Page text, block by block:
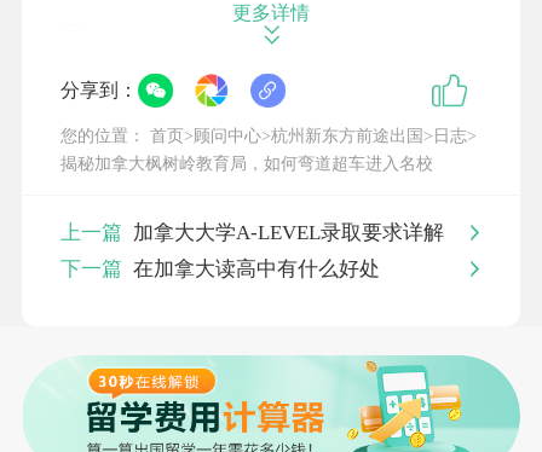
枫树岭公立教育局及其下院校分布在枫树岭和皮特
它以无与伦比的自然风光和丰富的户外
视家庭观念的社区。
更多详情
分享到：
您的位置：首页>顾问中心>杭州新东方前途出国>日志>
揭秘加拿大枫树岭教育局，如何弯道超车进入名校
上一篇 加拿大大学A-LEVEL录取要求详解
下一篇 在加拿大读高中有什么好处